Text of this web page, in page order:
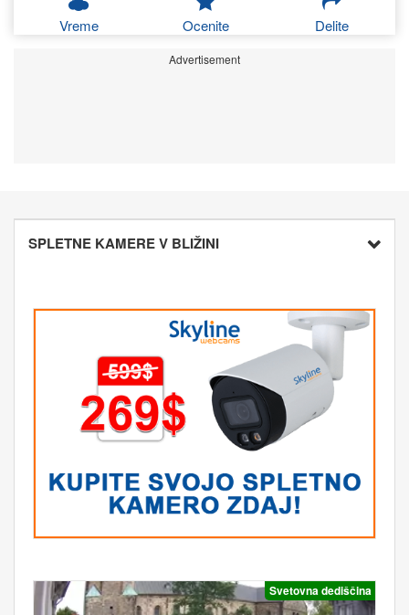
Vreme Ocenite Delite
Advertisement
SPLETNE KAMERE V BLIŽINI
Svetovna dediščina